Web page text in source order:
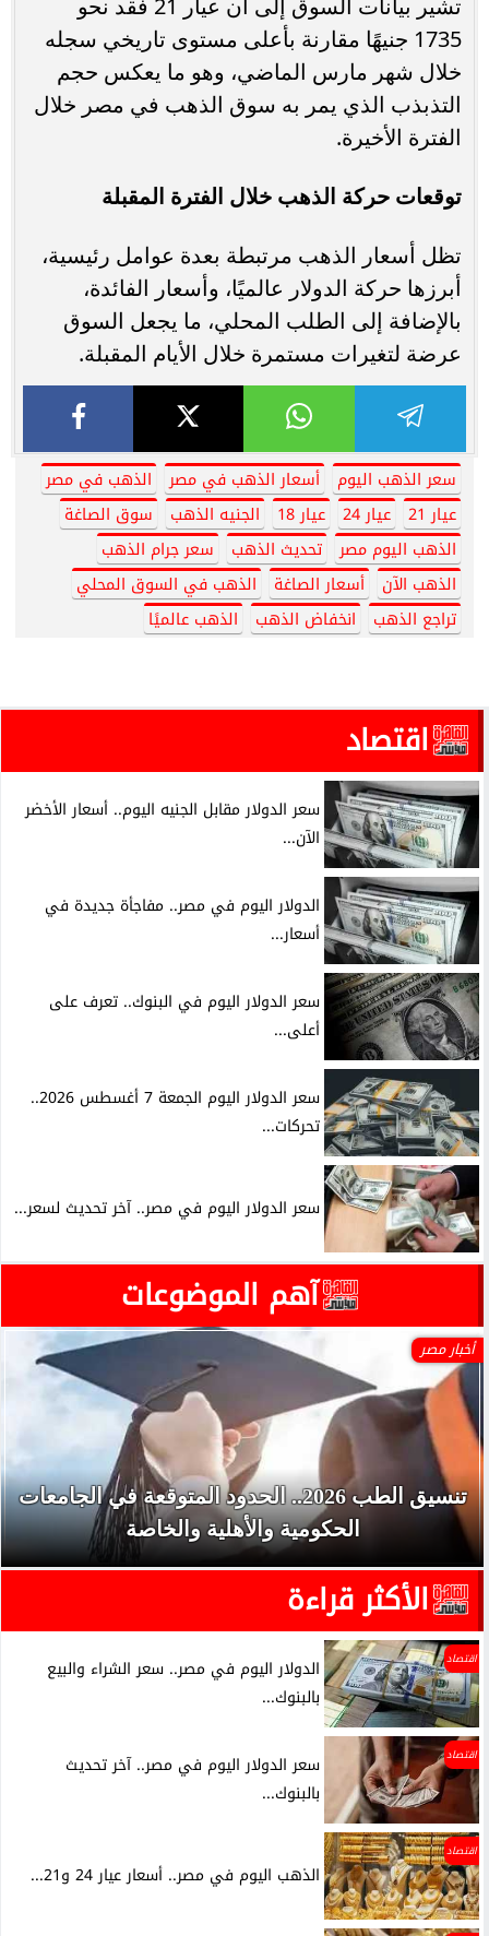
1735 جنيهًا مقارنة بأعلى مستوى تاريخي سجله
خلال شهر مارس الماضي، وهو ما يعكس حجم
التذبذب الذي يمر به سوق الذهب في مصر خلال
الفترة الأخيرة.
توقعات حركة الذهب خلال الفترة المقبلة
تظل أسعار الذهب مرتبطة بعدة عوامل رئيسية،
أبرزها حركة الدولار عالميًا، وأسعار الفائدة،
بالإضافة إلى الطلب المحلي، ما يجعل السوق
عرضة لتغيرات مستمرة خلال الأيام المقبلة.
سعر الذهب اليوم أسعار الذهب في مصر
الذهب في مصر
عيار 21
عيار 24 عيار 18 الجنيه الذهب
سوق الصاغة
الذهب اليوم مصر
تحديث الذهب
سعر جرام الذهب
الذهب الآن
أسعار الصاغة
الذهب في السوق المحلي
تراجع الذهب
انخفاض الذهب الذهب عالميًا
اقتصاد
سعر الدولار مقابل الجنيه اليوم.. أسعار الأخضر
الآن...
الدولار اليوم في مصر.. مفاجأة جديدة في
أسعار...
سعر الدولار اليوم في البنوك.. تعرف على
أعلى...
سعر الدولار اليوم الجمعة 7 أغسطس 2026..
تحركات...
سعر الدولار اليوم في مصر.. آخر تحديث لسعر...
آهم الموضوعات
أخبار مصر
تنسيق الطب 2026.. الحدود المتوقعة في الجامعات
الحكومية والأهلية والخاصة
الأكثر قراءة
اقتصاد
الدولار اليوم في مصر.. سعر الشراء والبيع
بالبنوك...
اقتصاد
سعر الدولار اليوم في مصر.. آخر تحديث
بالبنوك...
اقتصاد
الذهب اليوم في مصر.. أسعار عيار 24 و21...